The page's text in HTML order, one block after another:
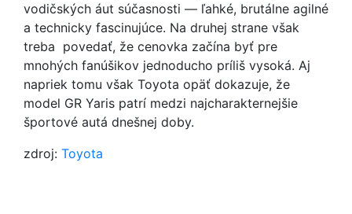
vodičských áut súčasnosti — ľahké, brutálne agilné
a technicky fascinujúce. Na druhej strane však
treba povedať, že cenovka začína byť pre
mnohých fanúšikov jednoducho príliš vysoká. Aj
napriek tomu však Toyota opäť dokazuje, že
model GR Yaris patrí medzi najcharakternejšie
športové autá dnešnej doby.
zdroj: Toyota